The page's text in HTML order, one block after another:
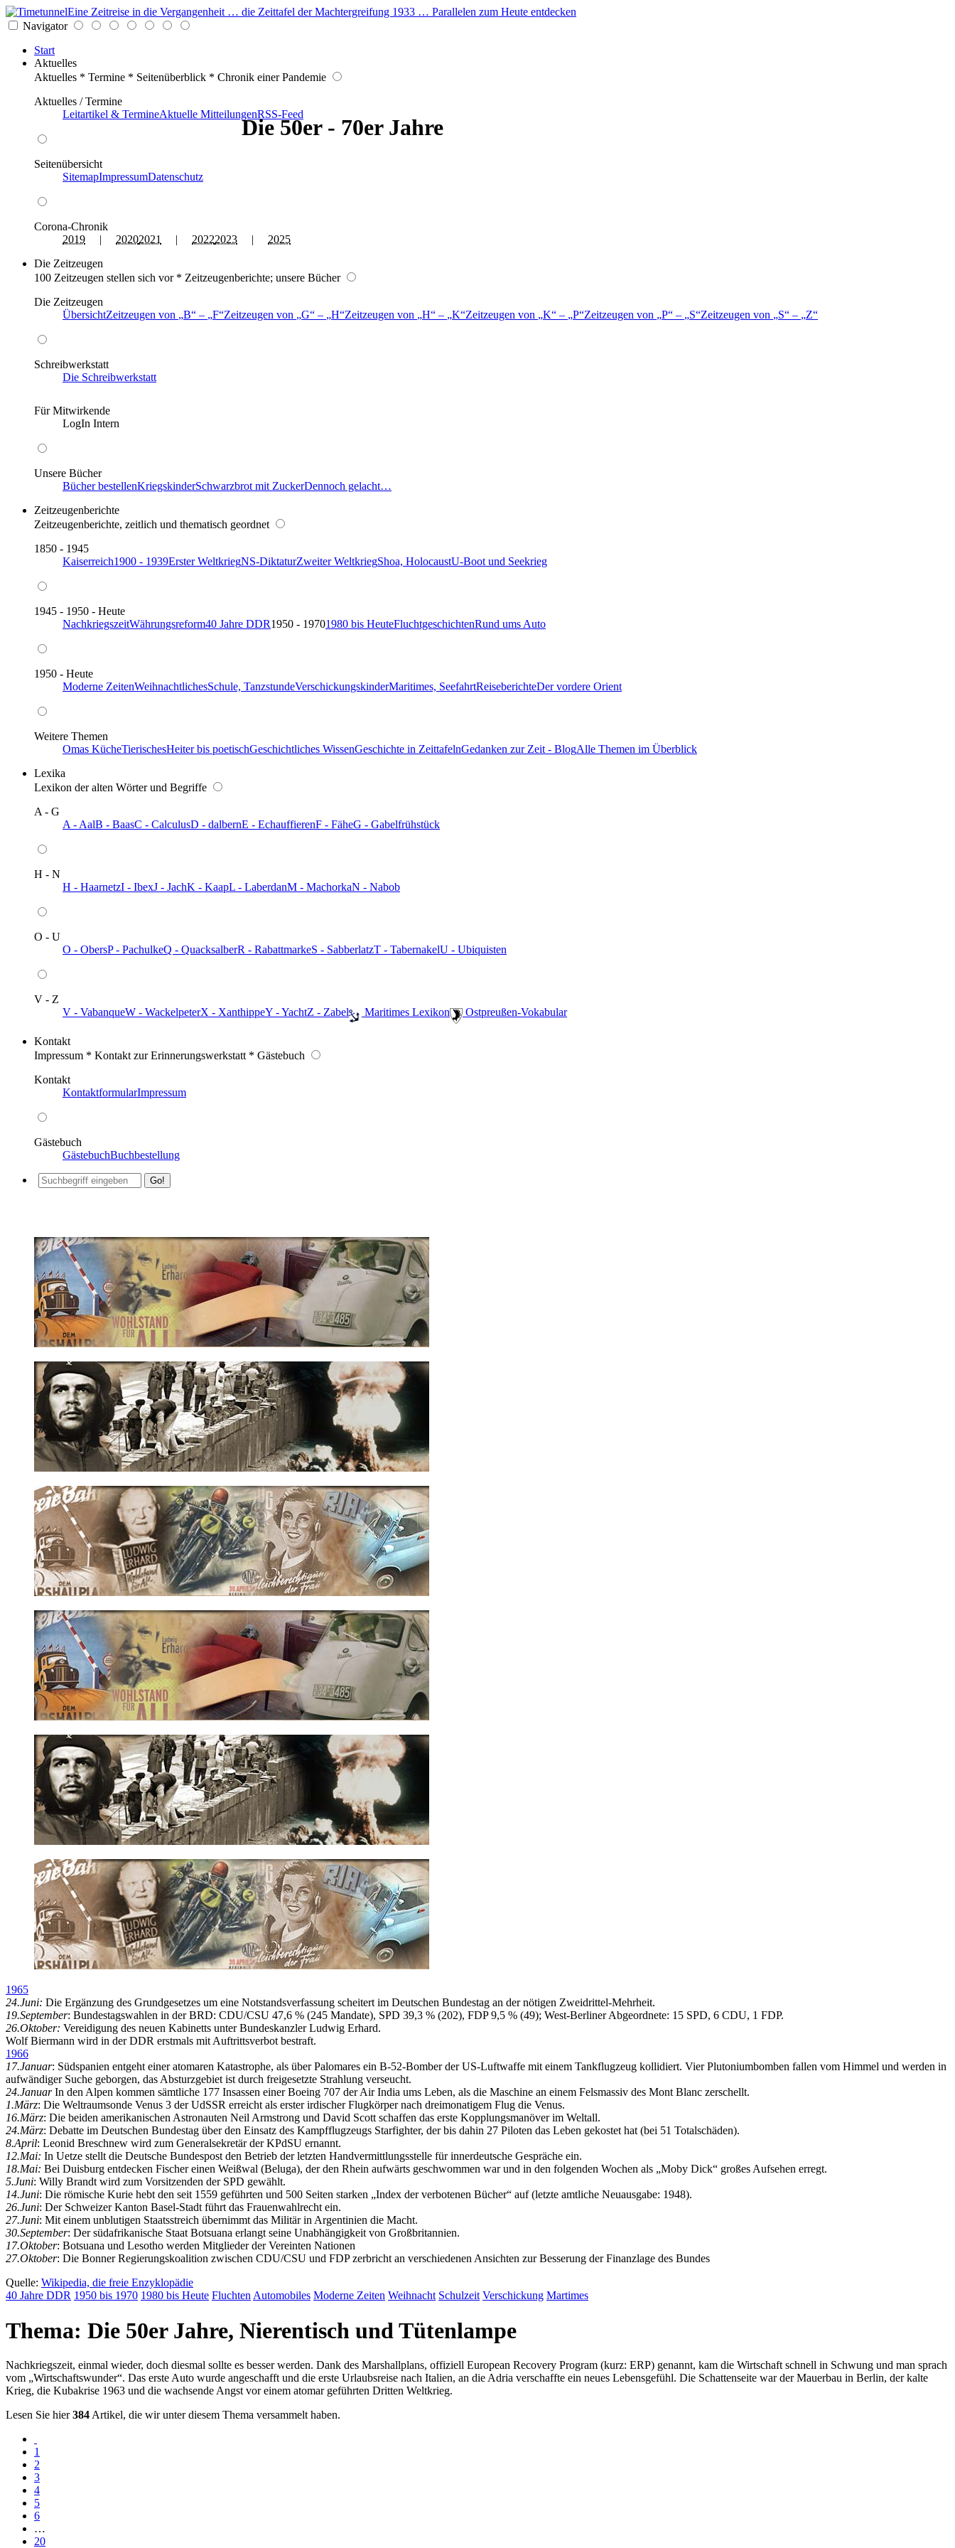
Eine Zeitreise in die Vergangenheit … die Zeittafel der Machtergreifung 1933 … Parallelen zum Heute entdecken
Navigator
Start
Aktuelles
Aktuelles * Termine * Seitenüberblick * Chronik einer Pandemie
Aktuelles / Termine
Leitartikel & TermineAktuelle MitteilungenRSS-Feed
Seitenübersicht
SitemapImpressumDatenschutz
Corona-Chronik
2019 | 20202021 | 20222023 | 2025
Die Zeitzeugen
100 Zeitzeugen stellen sich vor * Zeitzeugenberichte; unsere Bücher
Die Zeitzeugen
ÜbersichtZeitzeugen von B – F Zeitzeugen von G – H Zeitzeugen von H – K Zeitzeugen von K – P Zeitzeugen von P – S Zeitzeugen von S – Z
Schreibwerkstatt
Die Schreibwerkstatt
Für Mitwirkende
LogIn Intern
Unsere Bücher
Bücher bestellenKriegskinderSchwarzbrot mit ZuckerDennoch gelacht…
Zeitzeugenberichte
Zeitzeugenberichte, zeitlich und thematisch geordnet
1850 - 1945
Kaiserreich1900 - 1939Erster WeltkriegNS-DiktaturZweiter WeltkriegShoa, HolocaustU-Boot und Seekrieg
1945 - 1950 - Heute
NachkriegszeitWährungsreform40 Jahre DDR1950 - 19701980 bis HeuteFluchtgeschichtenRund ums Auto
1950 - Heute
Moderne ZeitenWeihnachtlichesSchule, TanzstundeVerschickungskinderMaritimes, SeefahrtReiseberichteDer vordere Orient
Weitere Themen
Omas KücheTierischesHeiter bis poetischGeschichtliches WissenGeschichte in ZeittafelnGedanken zur Zeit - BlogAlle Themen im Überblick
Lexika
Lexikon der alten Wörter und Begriffe
A - G
A - AalB - BaasC - CalculusD - dalbernE - EchauffierenF - FäheG - Gabelfrühstück
H - N
H - HaarnetzI - IbexJ - JachK - KaapL - LaberdanM - MachorkaN - Nabob
O - U
O - ObersP - PachulkeQ - QuacksalberR - RabattmarkeS - SabberlatzT - TabernakelU - Ubiquisten
V - Z
V - VabanqueW - WackelpeterX - XanthippeY - YachtZ - Zabel ️ Maritimes Lexikon ️ Ostpreußen-Vokabular
Kontakt
Impressum * Kontakt zur Erinnerungswerkstatt * Gästebuch
Kontakt
KontaktformularImpressum
Gästebuch
GästebuchBuchbestellung
Die 50er - 70er Jahre
1965
24.Juni: Die Ergänzung des Grundgesetzes um eine Notstandsverfassung scheitert im Deutschen Bundestag an der nötigen Zweidrittel-Mehrheit.
19.September: Bundestagswahlen in der BRD: CDU/CSU 47,6 % (245 Mandate), SPD 39,3 % (202), FDP 9,5 % (49); West-Berliner Abgeordnete: 15 SPD, 6 CDU, 1 FDP.
26.Oktober: Vereidigung des neuen Kabinetts unter Bundeskanzler Ludwig Erhard.
Wolf Biermann wird in der DDR erstmals mit Auftrittsverbot bestraft.
1966
17.Januar: Südspanien entgeht einer atomaren Katastrophe, als über Palomares ein B-52-Bomber der US-Luftwaffe mit einem Tankflugzeug kollidiert. Vier Plutoniumbomben fallen vom Himmel und werden in
aufwändiger Suche geborgen, das Absturzgebiet ist durch freigesetzte Strahlung verseucht.
24.JanuarIn den Alpen kommen sämtliche 177 Insassen einer Boeing 707 der Air India ums Leben, als die Maschine an einem Felsmassiv des Mont Blanc zerschellt.
1.März: Die Weltraumsonde Venus 3 der UdSSR erreicht als erster irdischer Flugkörper nach dreimonatigem Flug die Venus.
16.März: Die beiden amerikanischen Astronauten Neil Armstrong und David Scott schaffen das erste Kopplungsmanöver im Weltall.
24.März: Debatte im Deutschen Bundestag über den Einsatz des Kampfflugzeugs Starfighter, der bis dahin 27 Piloten das Leben gekostet hat (bei 51 Totalschäden).
8.April: Leonid Breschnew wird zum Generalsekretär der KPdSU ernannt.
12.Mai: In Uetze stellt die Deutsche Bundespost den Betrieb der letzten Handvermittlungsstelle für innerdeutsche Gespräche ein.
18.Mai: Bei Duisburg entdecken Fischer einen Weißwal (Beluga), der den Rhein aufwärts geschwommen war und in den folgenden Wochen als Moby Dick
großes Aufsehen erregt.
5.Juni: Willy Brandt wird zum Vorsitzenden der SPD gewählt.
14.Juni: Die römische Kurie hebt den seit 1559 geführten und 500 Seiten starken Index der verbotenen Bücher
auf (letzte amtliche Neuausgabe: 1948).
26.Juni: Der Schweizer Kanton Basel-Stadt führt das Frauenwahlrecht ein.
27.Juni: Mit einem unblutigen Staatsstreich übernimmt das Militär in Argentinien die Macht.
30.September: Der südafrikanische Staat Botsuana erlangt seine Unabhängigkeit von Großbritannien.
17.Oktober: Botsuana und Lesotho werden Mitglieder der Vereinten Nationen
27.Oktober: Die Bonner Regierungskoalition zwischen CDU/CSU und FDP zerbricht an verschiedenen Ansichten zur Besserung der Finanzlage des Bundes
Quelle: Wikipedia, die freie Enzyklopädie
40 Jahre DDR 1950 bis 1970 1980 bis Heute FluchtenAutomobiles Moderne Zeiten Weihnacht Schulzeit Verschickung Martimes
Thema: Die 50er Jahre, Nierentisch und Tütenlampe
Nachkriegszeit, einmal wieder, doch diesmal sollte es besser werden. Dank des Marshallplans, offiziell European Recovery Program (kurz: ERP) genannt, kam die Wirtschaft schnell in Schwung und man sprach
vom
Wirtschaftswunder . Das erste Auto wurde angeschafft und die erste Urlaubsreise nach Italien, an die Adria verschaffte ein neues Lebensgefühl. Die Schattenseite war der Mauerbau in Berlin, der kalte
Krieg, die Kubakrise 1963 und die wachsende Angst vor einem atomar geführten Dritten Weltkrieg.
Lesen Sie hier384 Artikel, die wir unter diesem Thema versammelt haben.
1
2
3
4
5
6
…
20